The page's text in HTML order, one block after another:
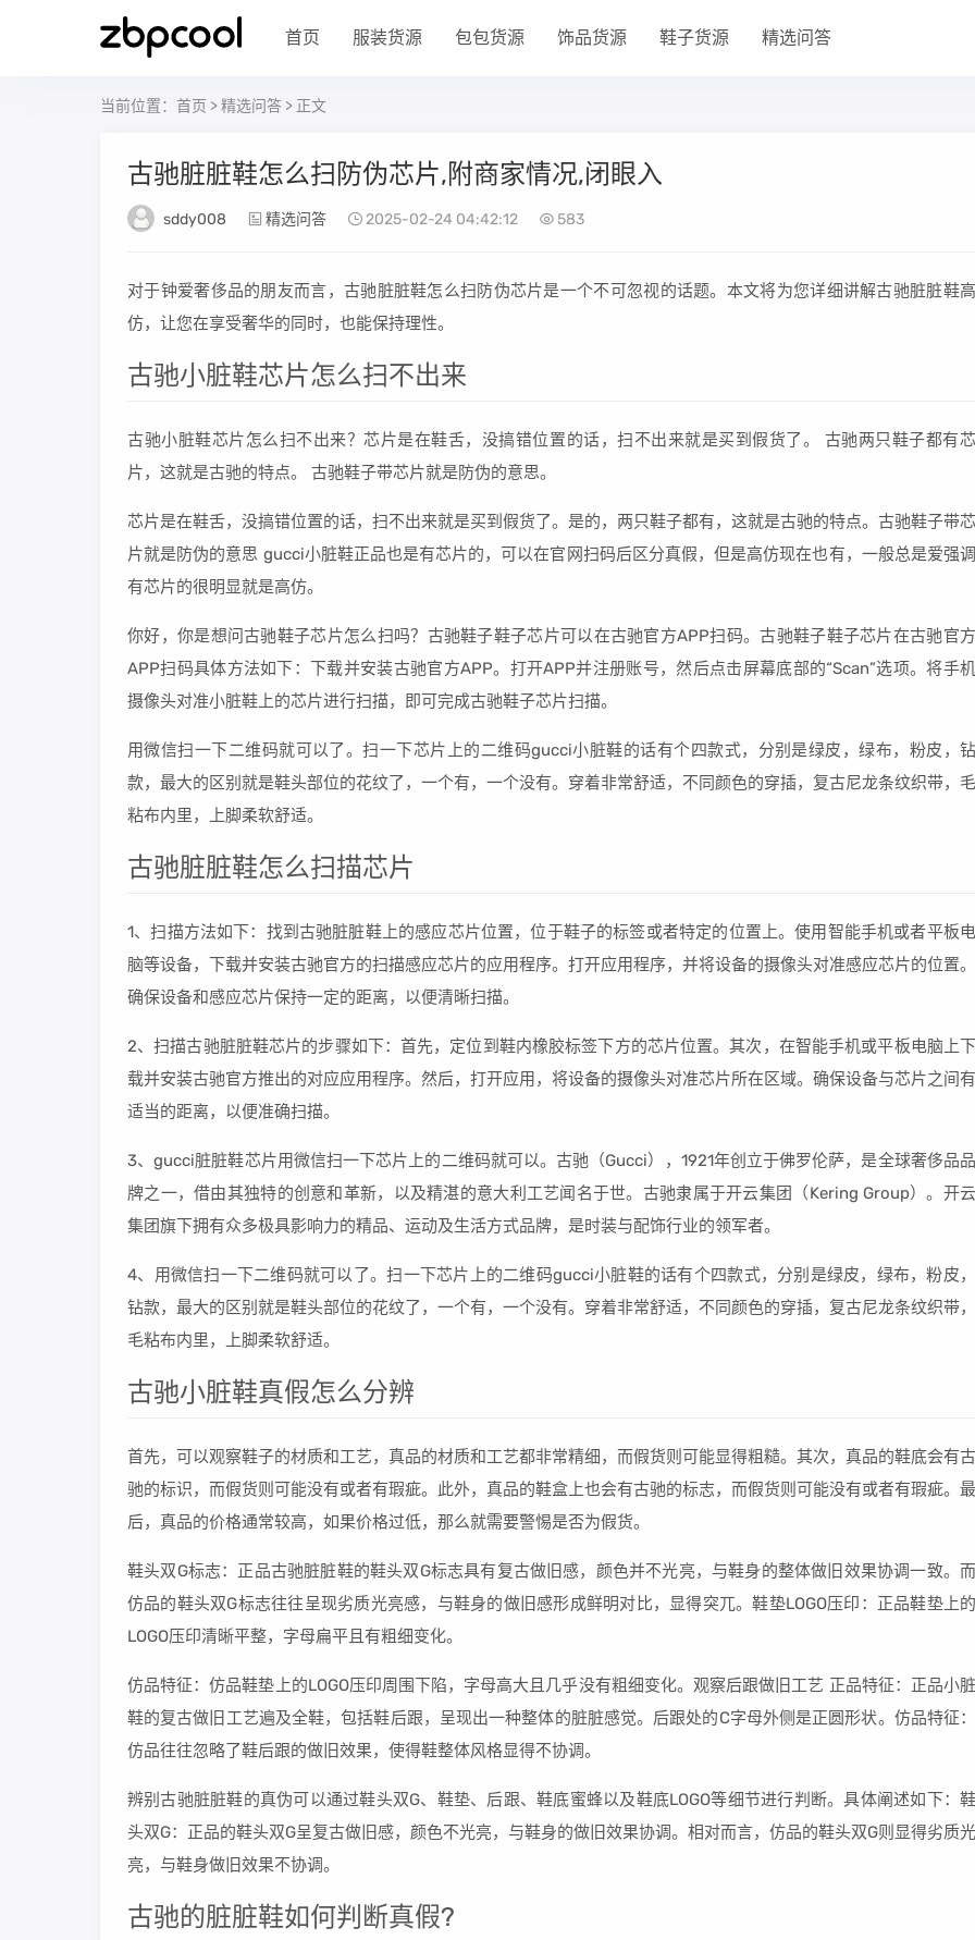
首页 服装货源 包包货源 饰品货源 鞋子货源 精选问答
当前位置： 首页 >精选问答 > 正文
古驰脏脏鞋怎么扫防伪芯片,附商家情况,闭眼入
sddy008 精选问答 2025-02-24 04:42:12 583
对于钟爱奢侈品的朋友而言，古驰脏脏鞋怎么扫防伪芯片是一个不可忽视的话题。本文将为您详细讲解古驰脏脏鞋高
仿，让您在享受奢华的同时，也能保持理性。
古驰小脏鞋芯片怎么扫不出来
古驰小脏鞋芯片怎么扫不出来？芯片是在鞋舌，没搞错位置的话，扫不出来就是买到假货了。 古驰两只鞋子都有芯
片，这就是古驰的特点。 古驰鞋子带芯片就是防伪的意思。
芯片是在鞋舌，没搞错位置的话，扫不出来就是买到假货了。是的，两只鞋子都有，这就是古驰的特点。古驰鞋子带芯
片就是防伪的意思 gucci小脏鞋正品也是有芯片的，可以在官网扫码后区分真假，但是高仿现在也有，一般总是爱强调
有芯片的很明显就是高仿。
你好，你是想问古驰鞋子芯片怎么扫吗？古驰鞋子鞋子芯片可以在古驰官方APP扫码。古驰鞋子鞋子芯片在古驰官方
APP扫码具体方法如下：下载并安装古驰官方APP。打开APP并注册账号，然后点击屏幕底部的“Scan”选项。将手机
摄像头对准小脏鞋上的芯片进行扫描，即可完成古驰鞋子芯片扫描。
用微信扫一下二维码就可以了。扫一下芯片上的二维码gucci小脏鞋的话有个四款式，分别是绿皮，绿布，粉皮，钻
款，最大的区别就是鞋头部位的花纹了，一个有，一个没有。穿着非常舒适，不同颜色的穿插，复古尼龙条纹织带，毛
粘布内里，上脚柔软舒适。
古驰脏脏鞋怎么扫描芯片
1、扫描方法如下：找到古驰脏脏鞋上的感应芯片位置，位于鞋子的标签或者特定的位置上。使用智能手机或者平板电
脑等设备，下载并安装古驰官方的扫描感应芯片的应用程序。打开应用程序，并将设备的摄像头对准感应芯片的位置。
确保设备和感应芯片保持一定的距离，以便清晰扫描。
2、扫描古驰脏脏鞋芯片的步骤如下：首先，定位到鞋内橡胶标签下方的芯片位置。其次，在智能手机或平板电脑上下
载并安装古驰官方推出的对应应用程序。然后，打开应用，将设备的摄像头对准芯片所在区域。确保设备与芯片之间有
适当的距离，以便准确扫描。
3、gucci脏脏鞋芯片用微信扫一下芯片上的二维码就可以。古驰（Gucci），1921年创立于佛罗伦萨，是全球奢侈品品
牌之一，借由其独特的创意和革新，以及精湛的意大利工艺闻名于世。古驰隶属于开云集团（Kering Group）。开云
集团旗下拥有众多极具影响力的精品、运动及生活方式品牌，是时装与配饰行业的领军者。
4、用微信扫一下二维码就可以了。扫一下芯片上的二维码gucci小脏鞋的话有个四款式，分别是绿皮，绿布，粉皮，
钻款，最大的区别就是鞋头部位的花纹了，一个有，一个没有。穿着非常舒适，不同颜色的穿插，复古尼龙条纹织带，
毛粘布内里，上脚柔软舒适。
古驰小脏鞋真假怎么分辨
首先，可以观察鞋子的材质和工艺，真品的材质和工艺都非常精细，而假货则可能显得粗糙。其次，真品的鞋底会有古
驰的标识，而假货则可能没有或者有瑕疵。此外，真品的鞋盒上也会有古驰的标志，而假货则可能没有或者有瑕疵。最
后，真品的价格通常较高，如果价格过低，那么就需要警惕是否为假货。
鞋头双G标志：正品古驰脏脏鞋的鞋头双G标志具有复古做旧感，颜色并不光亮，与鞋身的整体做旧效果协调一致。而
仿品的鞋头双G标志往往呈现劣质光亮感，与鞋身的做旧感形成鲜明对比，显得突兀。鞋垫LOGO压印：正品鞋垫上的
LOGO压印清晰平整，字母扁平且有粗细变化。
仿品特征：仿品鞋垫上的LOGO压印周围下陷，字母高大且几乎没有粗细变化。观察后跟做旧工艺 正品特征：正品小脏
鞋的复古做旧工艺遍及全鞋，包括鞋后跟，呈现出一种整体的脏脏感觉。后跟处的C字母外侧是正圆形状。仿品特征：
仿品往往忽略了鞋后跟的做旧效果，使得鞋整体风格显得不协调。
辨别古驰脏脏鞋的真伪可以通过鞋头双G、鞋垫、后跟、鞋底蜜蜂以及鞋底LOGO等细节进行判断。具体阐述如下：鞋
头双G：正品的鞋头双G呈复古做旧感，颜色不光亮，与鞋身的做旧效果协调。相对而言，仿品的鞋头双G则显得劣质光
亮，与鞋身做旧效果不协调。
古驰的脏脏鞋如何判断真假?